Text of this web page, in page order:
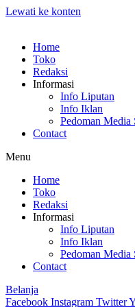
Lewati ke konten
Home
Toko
Redaksi
Informasi
Info Liputan
Info Iklan
Pedoman Media
Contact
Menu
Home
Toko
Redaksi
Informasi
Info Liputan
Info Iklan
Pedoman Media
Contact
Belanja
Facebook Instagram Twitter